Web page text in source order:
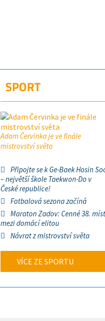
SPORT
Adam Červinka je ve finále
mistrovství světa
Připojte se k Ge-Baek Hosin
– největší škole Taekwon-Do v
České republice!
Fotbalová sezona začíná
Maraton Zadov: Cenné 38.
mezi domácí elitou
Návrat z mistrovství světa
VÍCE ZE SPORTU